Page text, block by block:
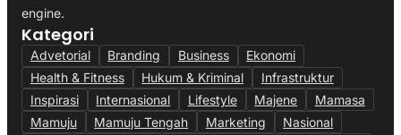
engine.
Kategori
Advetorial Branding Business
Ekonomi
Health & Fitness
Hukum & Kriminal
Infrastruktur
Inspirasi
Internasional Lifestyle Majene
Mamasa
Mamuju
Mamuju Tengah Marketing
Nasional